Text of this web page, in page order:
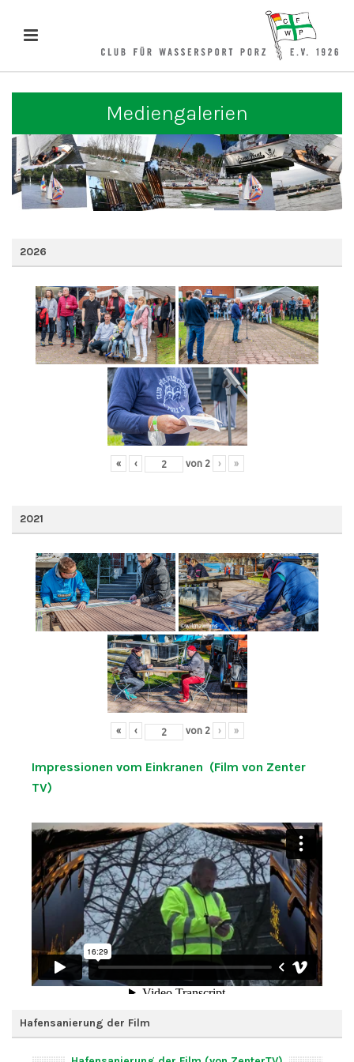
Mediengalerien
2026
« ‹ von 2 › »
2021
« ‹ von 2 › »
Impressionen vom Einkranen (Film von Zenter
TV)
Hafensanierung der Film